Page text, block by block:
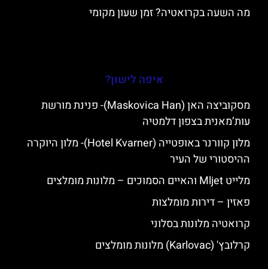
מה השעה בקרואטיה? זמן שעון מקומי
איפה לישון?
מסקוביצה האן (Maskovica Han)- פנינת מורשת
עות’מאנית בצפון דלמטיה
מלון קוורנר באופטייה (Hotel Kvarner)- מלון היוקרה
ההיסטורי של העיר
מלייט Mljet והאיים הסמוכים – מלונות מומלצים
פאזין – דירות מומלצות
קרואטיה מלונות בסלוני
קרלובץ' (Karlovac) מלונות מומלצים